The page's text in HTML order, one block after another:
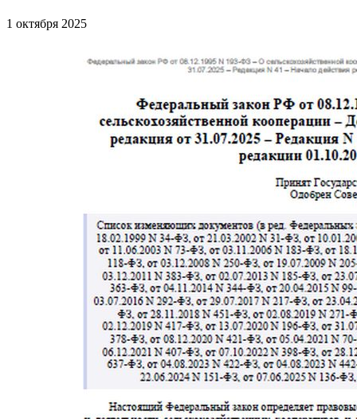
1 октября 2025